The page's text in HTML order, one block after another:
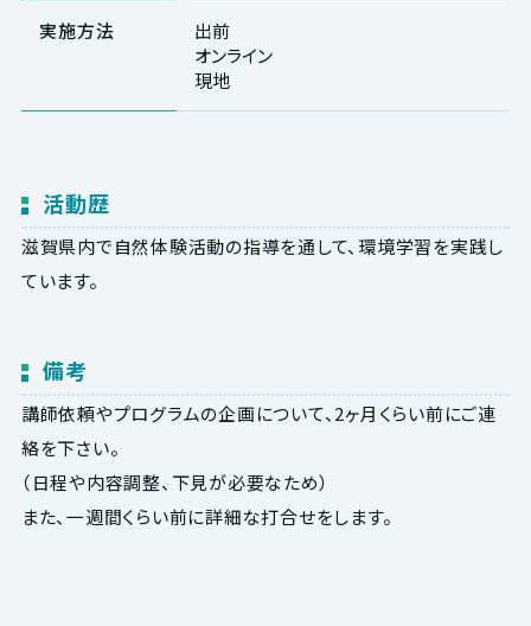
実施方法
出前
オンライン
現地
活動歴
滋賀県内で自然体験活動の指導を通して、環境学習を実践し
ています。
備考
講師依頼やプログラムの企画について、2ヶ月くらい前にご連
絡を下さい。
（日程や内容調整、下見が必要なため）
また、一週間くらい前に詳細な打合せをします。